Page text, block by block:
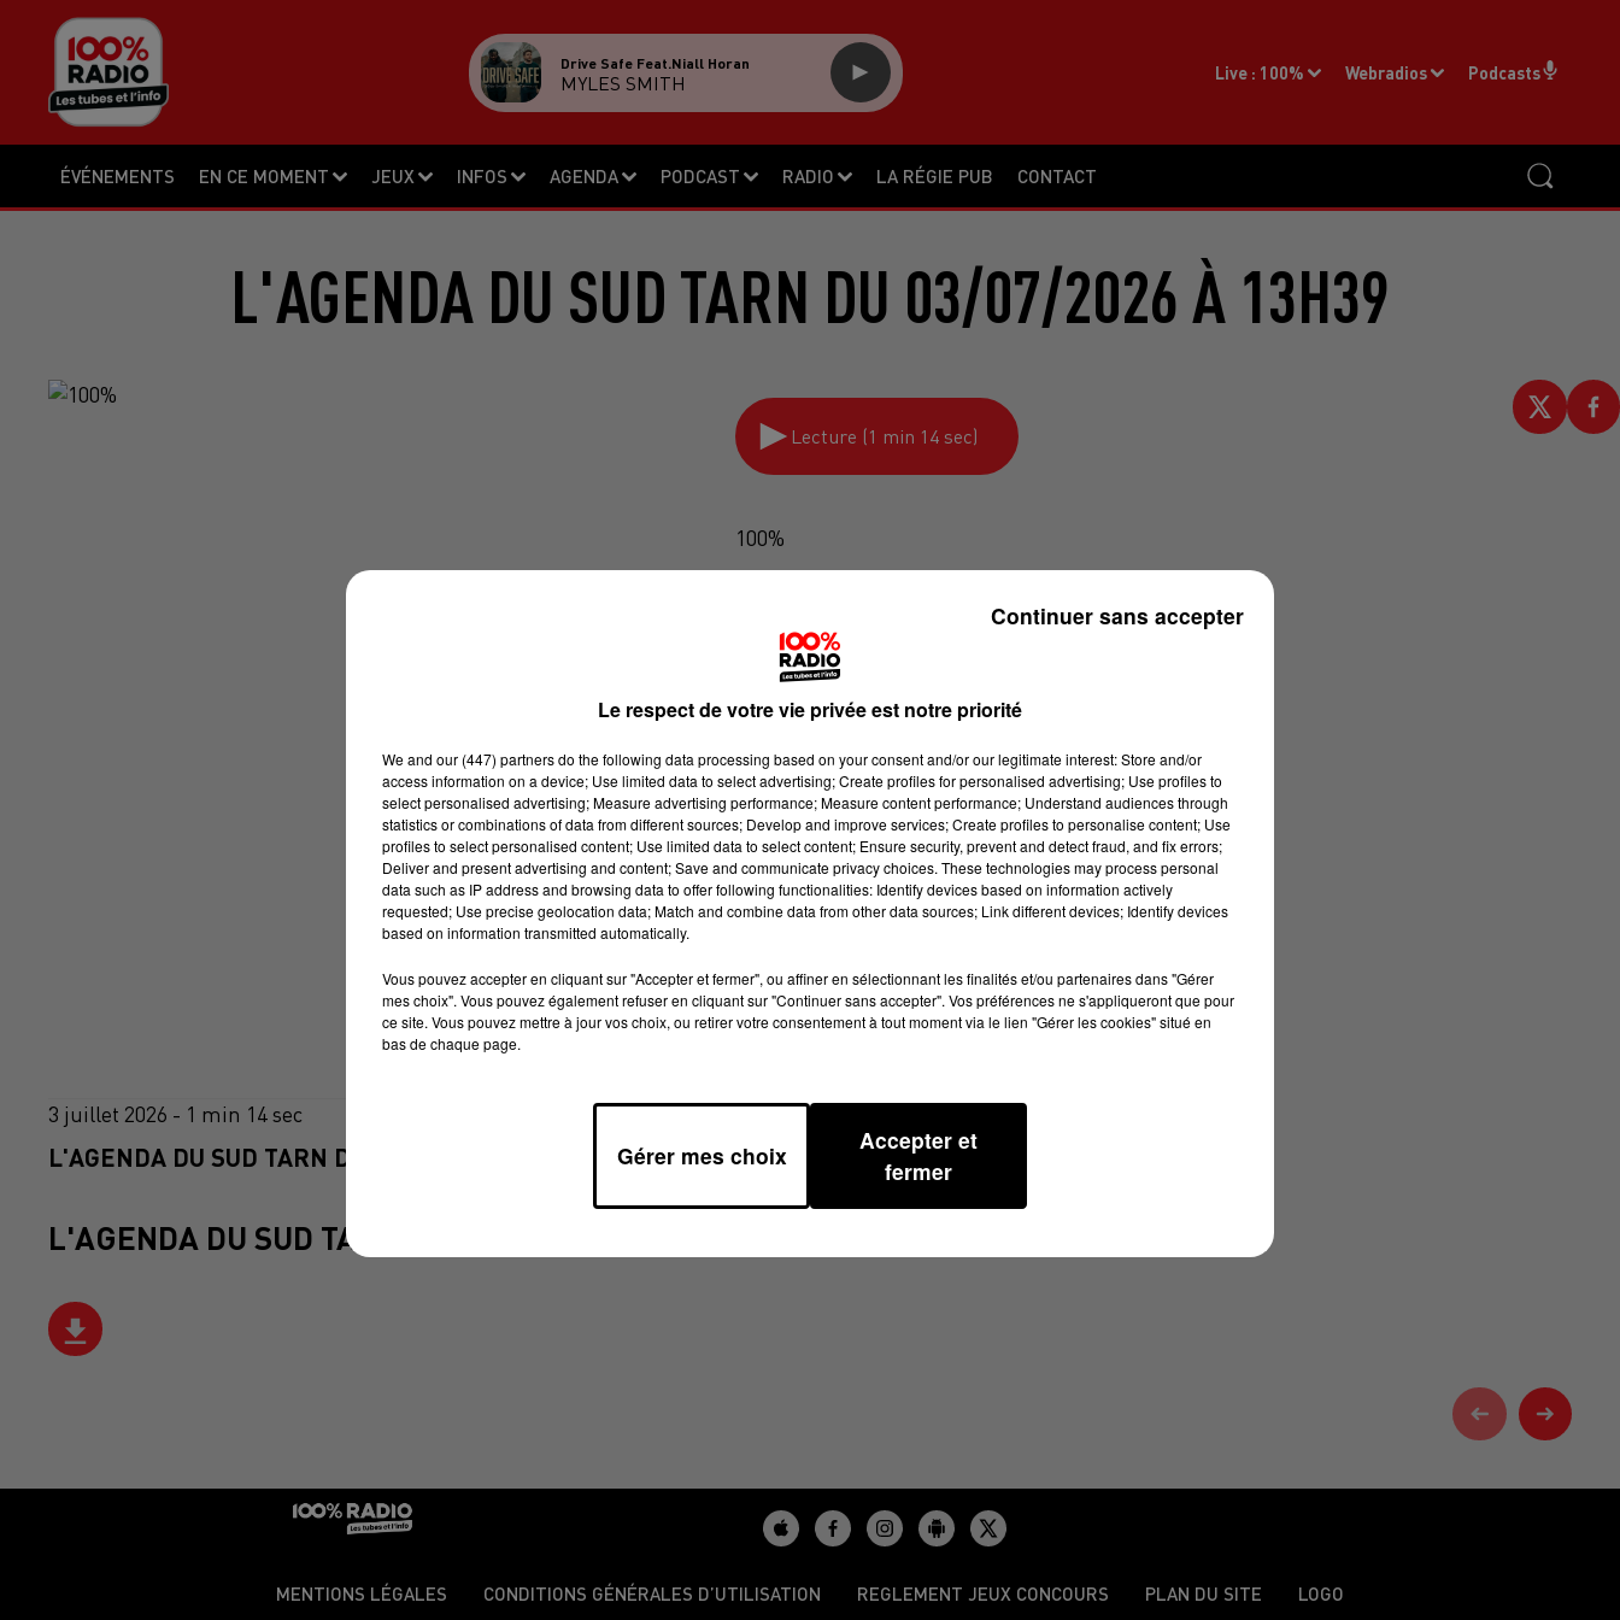
ÉVÉNEMENTS EN CE MOMENT JEUX INFOS AGENDA PODCAST RADIO LA RÉGIE PUB CONTACT
Live : 100% Webradios Podcasts
Drive Safe Feat.niall Horan
MYLES SMITH
L'AGENDA DU SUD TARN DU 03/07/2026 À 13H39
Lecture (1 min 14 sec)
100%
3 juillet 2026 - 1 min 14 sec
L'AGENDA DU SUD TARN DU 03/07/2026 À 13H39
L'AGENDA DU SUD TARN
MENTIONS LÉGALES CONDITIONS GÉNÉRALES D’UTILISATION REGLEMENT JEUX CONCOURS PLAN DU SITE LOGO
Le respect de votre vie privée est notre priorité
We and our (447) partnersdo the following data processing based on your consent and/or our legitimate interest: Store and/or
access information on a device; Use limited data to select advertising; Create profiles for personalised advertising; Use profiles to
select personalised advertising; Measure advertising performance; Measure content performance; Understand audiences through
statistics or combinations of data from different sources; Develop and improve services; Create profiles to personalise content; Use
profiles to select personalised content; Use limited data to select content; Ensure security, prevent and detect fraud, and fix errors;
Deliver and present advertising and content; Save and communicate privacy choices. These technologies may process personal
data such as IP address and browsing data to offer following functionalities: Identify devices based on information actively
requested; Use precise geolocation data; Match and combine data from other data sources; Link different devices; Identify devices
based on information transmitted automatically.
Vous pouvez accepter en cliquant sur "Accepter et fermer", ou affiner en sélectionnant les finalités et/ou partenaires dans "Gérer
mes choix". Vous pouvez également refuser en cliquant sur "Continuer sans accepter". Vos préférences ne s'appliqueront que pour
ce site. Vous pouvez mettre à jour vos choix, ou retirer votre consentement à tout moment via le lien "Gérer les cookies" situé en
bas de chaque page.
Gérer mes choix
Accepter et
fermer
Continuer sans accepter